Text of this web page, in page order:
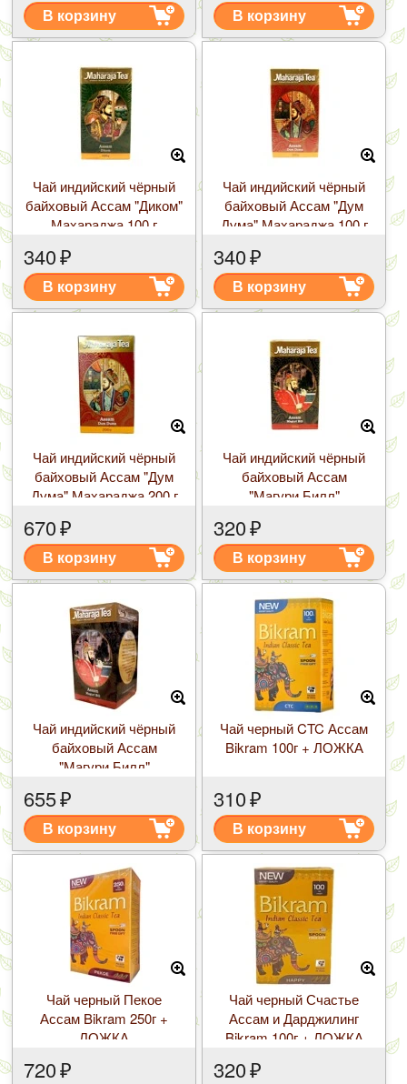
В корзину В корзину
Чай индийский чёрный
байховый Ассам "Диком"
Махараджа 100 г
340₽
В корзину
Чай индийский чёрный
байховый Ассам "Дум
Дума" Махараджа 100 г
340₽
В корзину
Чай индийский чёрный
байховый Ассам "Дум
Дума" Махараджа 200 г
670₽
В корзину
Чай индийский чёрный
байховый Ассам
"Магури Билл"
320₽
В корзину
Чай индийский чёрный
байховый Ассам
"Магури Билл"
655₽
В корзину
Чай черный CTC Ассам
Bikram 100г + ЛОЖКА
310₽
В корзину
Чай черный Пекое
Ассам Bikram 250г +
ЛОЖКА
720₽
Чай черный Счастье
Ассам и Дарджилинг
Bikram 100г + ЛОЖКА
320₽